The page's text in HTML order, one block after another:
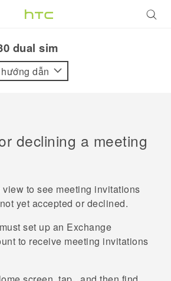
dual sim‎
dẫn
declining a meeting
to see meeting invitations
yet accepted or declined.
set up an Exchange
to receive meeting invitations